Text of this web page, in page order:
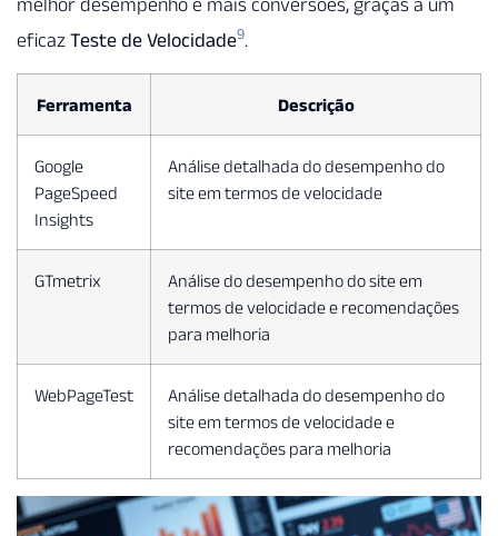
eficaz Teste de Velocidade9.
Ferramenta Descrição
Google
PageSpeed
Insights
Análise detalhada do desempenho do
site em termos de velocidade
GTmetrix
Análise do desempenho do site em
termos de velocidade e recomendações
para melhoria
WebPageTest
Análise detalhada do desempenho do
site em termos de velocidade e
recomendações para melhoria